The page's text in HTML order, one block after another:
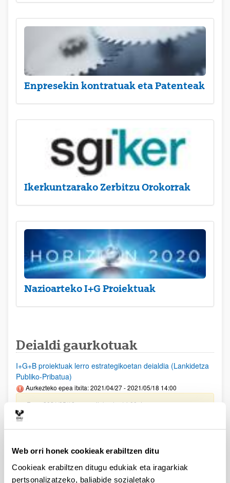
Web orri honek cookieak erabiltzen ditu
Cookieak erabiltzen ditugu edukiak eta iragarkiak
pertsonalizatzeko, baliabide sozialetako
Enpresekin kontratuak eta Patenteak
Ikerkuntzarako Zerbitzu Orokorrak
Nazioarteko I+G Proiektuak
Deialdi gaurkotuak
I+G+B proiektuak lerro estrategikoetan deialdia (Lankidetza
Publiko-Pribatua)
Aurkezteko epea itxita: 2021/04/27 - 2021/05/18 14:00
Epea 2021/05/18an amaituko da, 14:00etan
PIFG20/23:” Algoritmos de Cancelación en Sistemas In-
Aurkezteko epea itxita: 2021/02/25 - 2021/03/17
Beka emateko proposamena argitaratu da